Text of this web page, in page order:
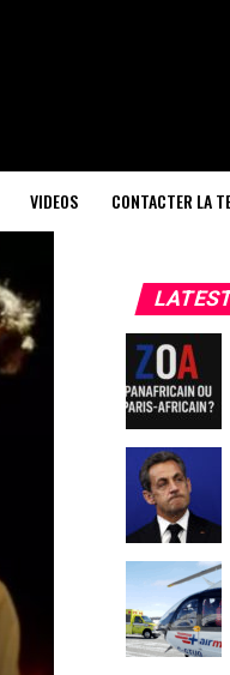
VIDEOS CONTACTER LA